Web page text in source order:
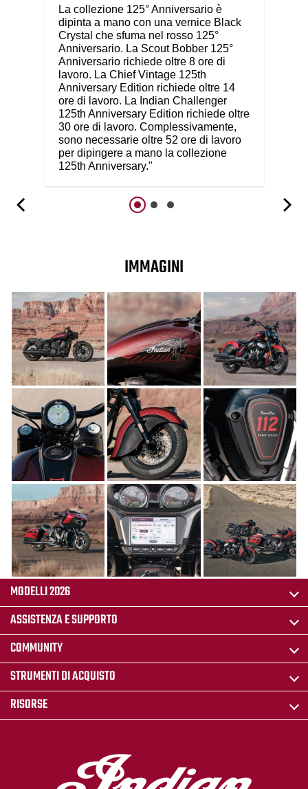
La collezione 125° Anniversario è
dipinta a mano con una vernice Black
Crystal che sfuma nel rosso 125°
Anniversario. La Scout Bobber 125°
Anniversario richiede oltre 8 ore di
lavoro. La Chief Vintage 125th
Anniversary Edition richiede oltre 14
ore di lavoro. La Indian Challenger
125th Anniversary Edition richiede oltre
30 ore di lavoro. Complessivamente,
sono necessarie oltre 52 ore di lavoro
per dipingere a mano la collezione
125th Anniversary."
IMMAGINI
MODELLI 2026
ASSISTENZA E SUPPORTO
COMMUNITY
STRUMENTI DI ACQUISTO
RISORSE